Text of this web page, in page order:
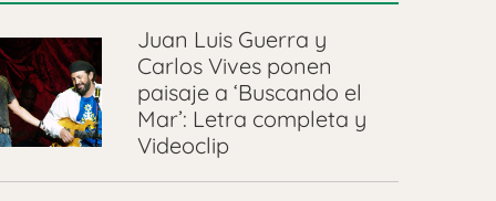
Juan Luis Guerra y
Carlos Vives ponen
paisaje a ‘Buscando el
Mar’: Letra completa y
Videoclip